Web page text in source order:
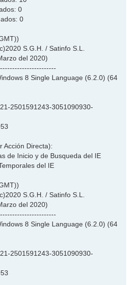
0
0
S.G.H. / Satinfo S.L.
del 2020)
8 Single Language (6.2.0) (64
2501591243-3051090930-
Acción Directa):
de Inicio y de Busqueda del IE
del IE
S.G.H. / Satinfo S.L.
del 2020)
8 Single Language (6.2.0) (64
2501591243-3051090930-